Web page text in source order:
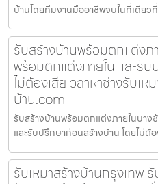
บ้านโดยทีมงานมืออาชีพจบในที่เดียว
รับสร้างบ้านพร้อมตกแต่งภ
พร้อมตกแต่งภายใน และรั
ไม่ต้องเสียเวลาหาช่างรับเห
บ้าน.com
รับสร้างบ้านพร้อมตกแต่งภายในบาง
และรับปรึกษาก่อนสร้างบ้าน โดยไม่ต้อ
รับเหมาสร้างบ้านกรุงเทพ